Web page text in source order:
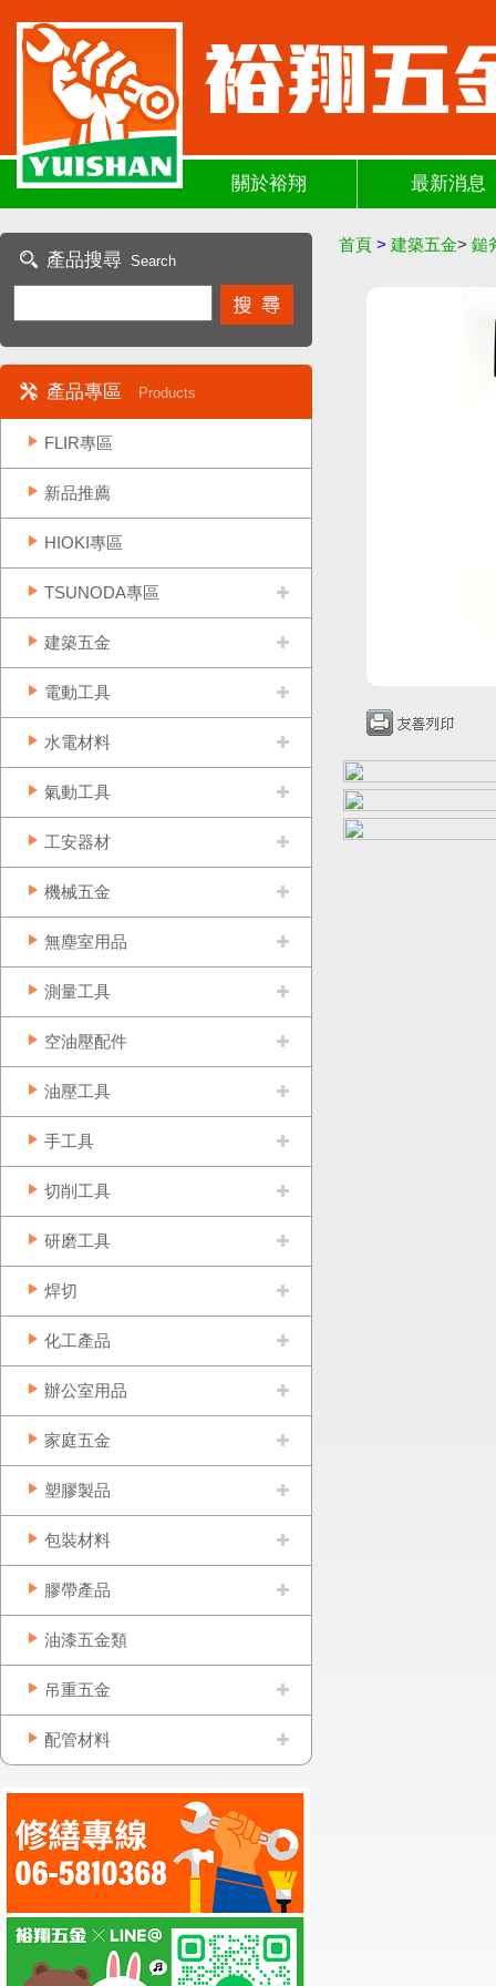
關於裕翔 最新消息
產品搜尋 Search
產品專區 Products
FLIR專區
新品推薦
HIOKI專區
TSUNODA專區
建築五金
電動工具
水電材料
氣動工具
工安器材
機械五金
無塵室用品
測量工具
空油壓配件
油壓工具
手工具
切削工具
研磨工具
焊切
化工產品
辦公室用品
家庭五金
塑膠製品
包裝材料
膠帶產品
油漆五金類
吊重五金
配管材料
首頁 > 建築五金> 鎚